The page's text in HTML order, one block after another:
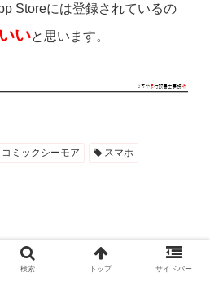
Storeには登録されているの
いと思います。
コミックシーモア スマホ
検索 トップ サイドバー